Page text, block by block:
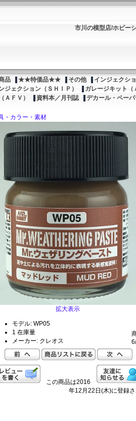
市川の模型店/ホビー
品 ★★特価品★★ その他 インジェクシ
ジェクション（ＳＨＩＰ） ガレージキット
ＡＦＶ） 資料本／月刊誌 デカール・ペー
・カラー・素材
拡大表示
モデル: WP05
1 在庫量
メーカー: クレオス
この商品は2016
年12月22日(木)に登録さ